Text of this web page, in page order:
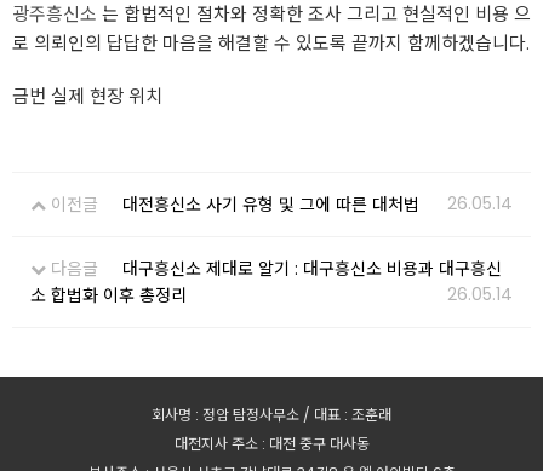
광주흥신소 는 합법적인 절차와 정확한 조사 그리고 현실적인 비용 으
로 의뢰인의 답답한 마음을 해결할 수 있도록 끝까지 함께하겠습니다.
금번 실제 현장 위치
이전글 대전흥신소 사기 유형 및 그에 따른 대처법 26.05.14
다음글
대구흥신소 제대로 알기 : 대구흥신소 비용과 대구흥신
소 합법화 이후 총정리
26.05.14
회사명 : 정암 탐정사무소 / 대표 : 조훈래
대전지사 주소 : 대전 중구 대사동